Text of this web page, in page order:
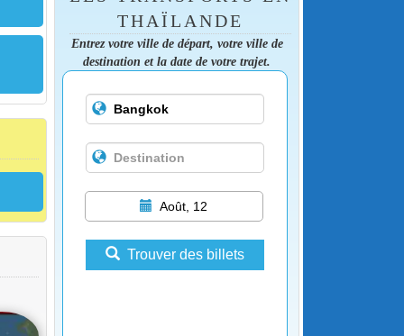
THAÏLANDE
Entrez votre ville de départ, votre ville de
destination et la date de votre trajet.
Août, 12
Trouver des billets